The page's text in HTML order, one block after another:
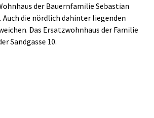
der Bauernfamilie Sebastian
die nördlich dahinter liegenden
Das Ersatzwohnhaus der Familie
Sandgasse 10.